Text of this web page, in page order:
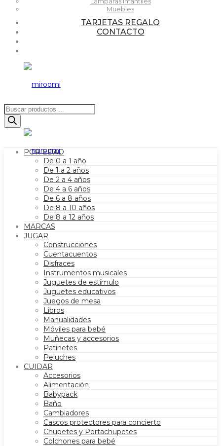
Muebles
TARJETAS REGALO
CONTACTO
Búsqueda
de
productos
POR EDAD
De 0 a 1 año
De 1 a 2 años
De 2 a 4 años
De 4 a 6 años
De 6 a 8 años
De 8 a 10 años
De 8 a 12 años
MARCAS
JUGAR
Construcciones
Cuentacuentos
Disfraces
Instrumentos musicales
Juguetes de estímulo
Juguetes educativos
Juegos de mesa
Libros
Manualidades
Móviles para bebé
Muñecas y accesorios
Patinetes
Peluches
CUIDAR
Accesorios
Alimentación
Babypack
Baño
Cambiadores
Cascos protectores para concierto
Chupetes y Portachupetes
Colchones para bebé